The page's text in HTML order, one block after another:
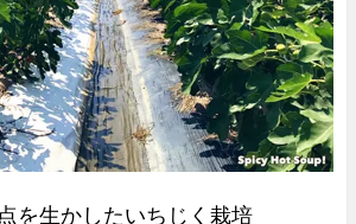
を生かしたいちじく栽培